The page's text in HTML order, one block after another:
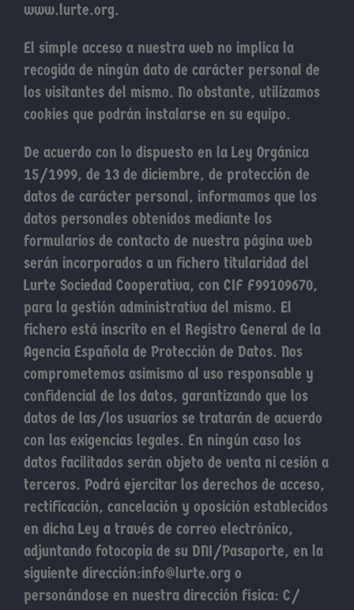
www.lurte.org.
El simple acceso a nuestra web no implica la
recogida de ningún dato de carácter personal de
los visitantes del mismo. No obstante, utilizamos
cookies que podrán instalarse en su equipo.
De acuerdo con lo dispuesto en la Ley Orgánica
15/1999, de 13 de diciembre, de protección de
datos de carácter personal, informamos que los
datos personales obtenidos mediante los
formularios de contacto de nuestra página web
serán incorporados a un fichero titularidad del
Lurte Sociedad Cooperativa, con CIF F99109670,
para la gestión administrativa del mismo. El
fichero está inscrito en el Registro General de la
Agencia Española de Protección de Datos. Nos
comprometemos asimismo al uso responsable y
confidencial de los datos, garantizando que los
datos de las/los usuarios se tratarán de acuerdo
con las exigencias legales. En ningún caso los
datos facilitados serán objeto de venta ni cesión a
terceros. Podrá ejercitar los derechos de acceso,
rectificación, cancelación y oposición establecidos
en dicha Ley a través de correo electrónico,
adjuntando fotocopia de su DNI/Pasaporte, en la
siguiente dirección:info@lurte.org o
personándose en nuestra dirección física: C/